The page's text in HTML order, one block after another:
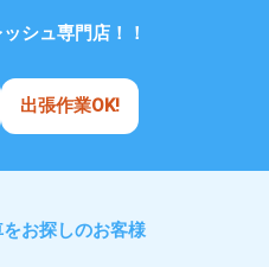
シュ専門店！！
出張作業OK!
お探しのお客様